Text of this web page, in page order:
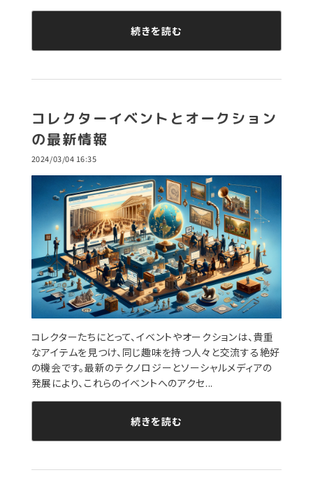
続きを読む
コレクターイベントとオークション
の最新情報
2024/03/04 16:35
コレクターたちにとって、イベントやオークションは、貴重
なアイテムを見つけ、同じ趣味を持つ人々と交流する絶好
の機会です。最新のテクノロジーとソーシャルメディアの
発展により、これらのイベントへのアクセ...
続きを読む